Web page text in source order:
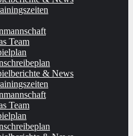
Team
& News
Team